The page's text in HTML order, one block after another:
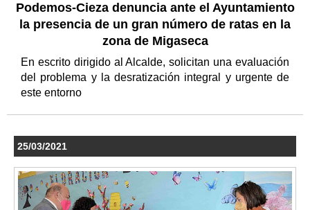
Podemos-Cieza denuncia ante el Ayuntamiento
la presencia de un gran número de ratas en la
zona de Migaseca
En escrito dirigido al Alcalde, solicitan una evaluación
del problema y la desratización integral y urgente de
este entorno
25/03/2021